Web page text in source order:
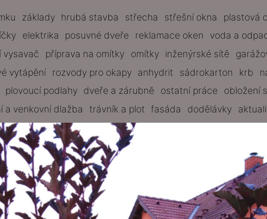
základy hrubá stavba střecha střešní okna plastová
elektrika posuvné dveře reklamace oken voda a
vysavač
příprava na omítky omítky inženýrské sítě
vytápění rozvody pro okapy anhydrit sádrokarton krb
plovoucí podlahy dveře a zárubně ostatní práce obložení
a venkovní dlažba trávník a plot fasáda dodělávky